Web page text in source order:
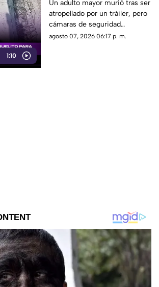
1:10
atropellara
Un adulto mayor murió tras ser
atropellado por un tráiler, pero
cámaras de seguridad
captaron el momento previo y
agosto 07, 2026 06:17 p. m.